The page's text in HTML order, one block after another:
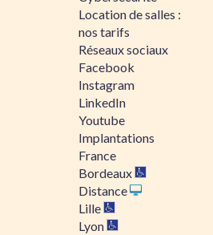
Location de salles :
nos tarifs
Réseaux sociaux
Facebook
Instagram
LinkedIn
Youtube
Implantations
France
Bordeaux
Distance
Lille
Lyon